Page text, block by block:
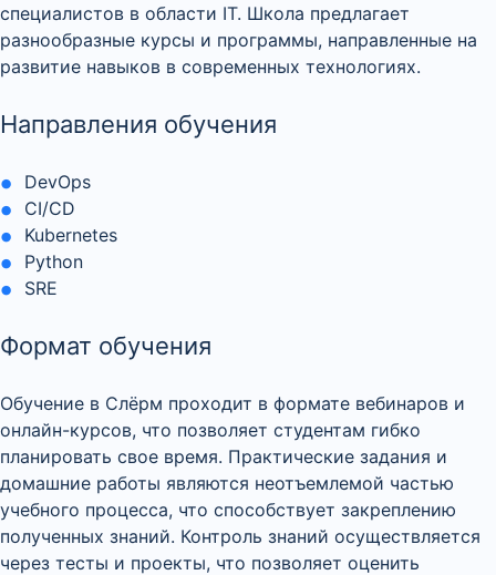
специалистов в области IT. Школа предлагает
разнообразные курсы и программы, направленные на
развитие навыков в современных технологиях.
Направления обучения
DevOps
CI/CD
Kubernetes
Python
SRE
Формат обучения
Обучение в Слёрм проходит в формате вебинаров и
онлайн-курсов, что позволяет студентам гибко
планировать свое время. Практические задания и
домашние работы являются неотъемлемой частью
учебного процесса, что способствует закреплению
полученных знаний. Контроль знаний осуществляется
через тесты и проекты, что позволяет оценить